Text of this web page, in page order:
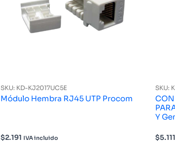
SKU: KD-KJ2017UC5E
Módulo Hembra RJ45 UTP Procom
$2.191 IVA incluido
SKU:
Y
$5.111